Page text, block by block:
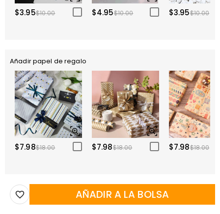
$3.95$10.00 $4.95$10.00 $3.95$10.00
Añadir papel de regalo
$7.98$18.00 $7.98$18.00 $7.98$18.00
AÑADIR A LA BOLSA